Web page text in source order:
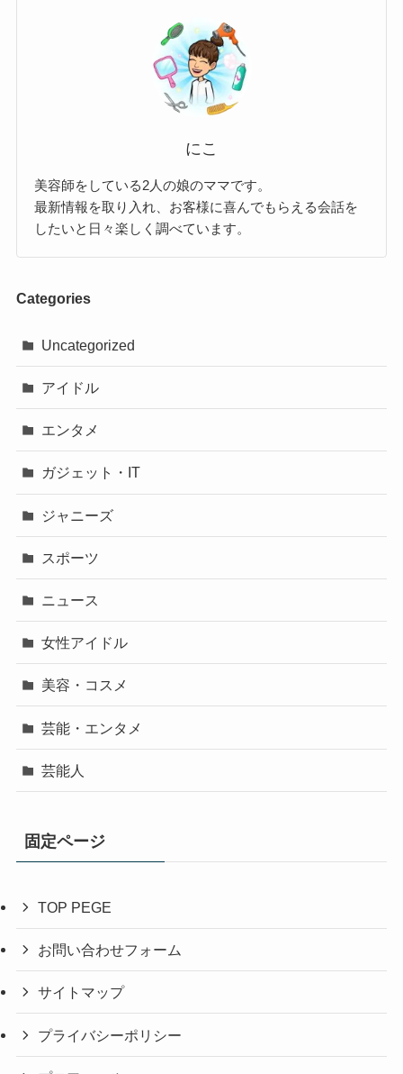
にこ
美容師をしている2人の娘のママです。
最新情報を取り入れ、お客様に喜んでもらえる会話を
したいと日々楽しく調べています。
Categories
Uncategorized
アイドル
エンタメ
ガジェット・IT
ジャニーズ
スポーツ
ニュース
女性アイドル
美容・コスメ
芸能・エンタメ
芸能人
固定ページ
TOP PEGE
お問い合わせフォーム
サイトマップ
プライバシーポリシー